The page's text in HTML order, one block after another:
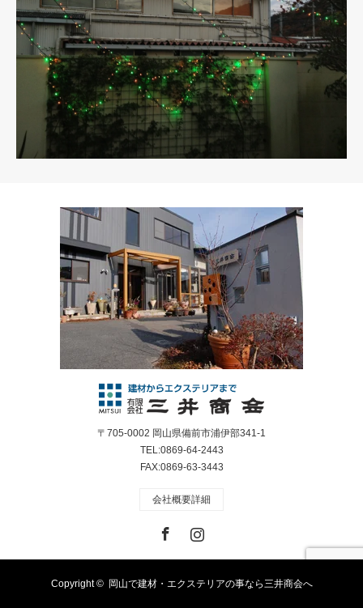
〒705-0002 岡山県備前市浦伊部341-1
TEL:0869-64-2443
FAX:0869-63-3443
会社概要詳細
Copyright © 岡山で建材・エクステリアの事なら三井商会へ